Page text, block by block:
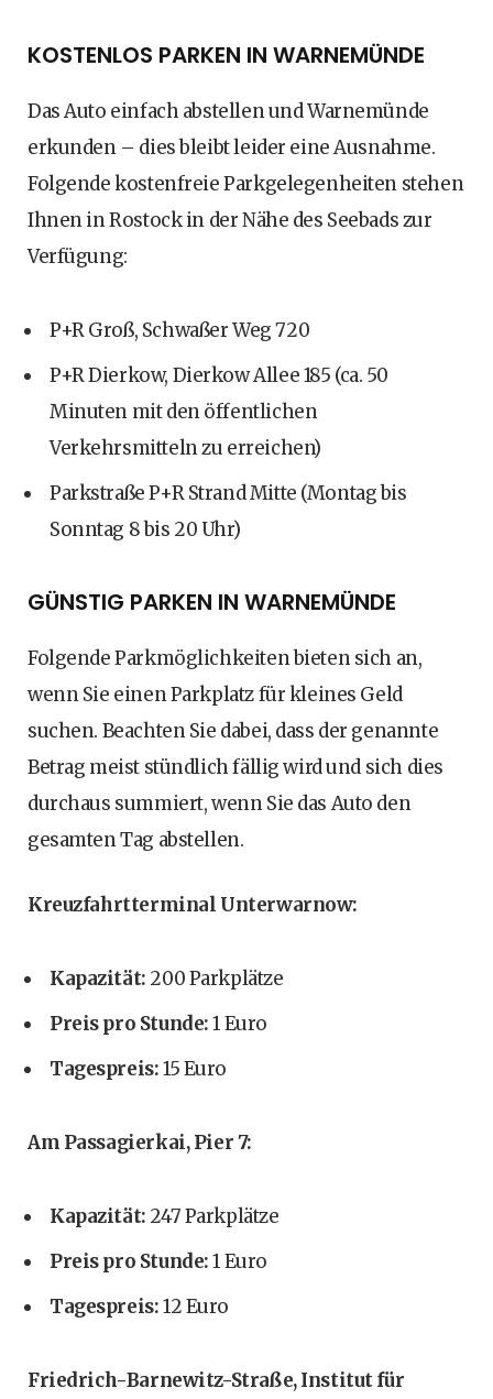
KOSTENLOS PARKEN IN WARNEMÜNDE
Das Auto einfach abstellen und Warnemünde
erkunden – dies bleibt leider eine Ausnahme.
Folgende kostenfreie Parkgelegenheiten stehen
Ihnen in Rostock in der Nähe des Seebads zur
Verfügung:
P+R Groß, Schwaßer Weg 720
P+R Dierkow, Dierkow Allee 185 (ca. 50
Minuten mit den öffentlichen
Verkehrsmitteln zu erreichen)
Parkstraße P+R Strand Mitte (Montag bis
Sonntag 8 bis 20 Uhr)
GÜNSTIG PARKEN IN WARNEMÜNDE
Folgende Parkmöglichkeiten bieten sich an,
wenn Sie einen Parkplatz für kleines Geld
suchen. Beachten Sie dabei, dass der genannte
Betrag meist stündlich fällig wird und sich dies
durchaus summiert, wenn Sie das Auto den
gesamten Tag abstellen.
Kreuzfahrtterminal Unterwarnow:
Kapazität: 200 Parkplätze
Preis pro Stunde:1 Euro
Tagespreis:15 Euro
Am Passagierkai, Pier 7:
Kapazität: 247 Parkplätze
Preis pro Stunde:1 Euro
Tagespreis:12 Euro
Friedrich-Barnewitz-Straße, Institut für